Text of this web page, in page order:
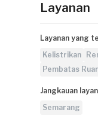
Layanan
Layanan yang
Kelistrikan
Pembatas
Jangkauan
Semarang